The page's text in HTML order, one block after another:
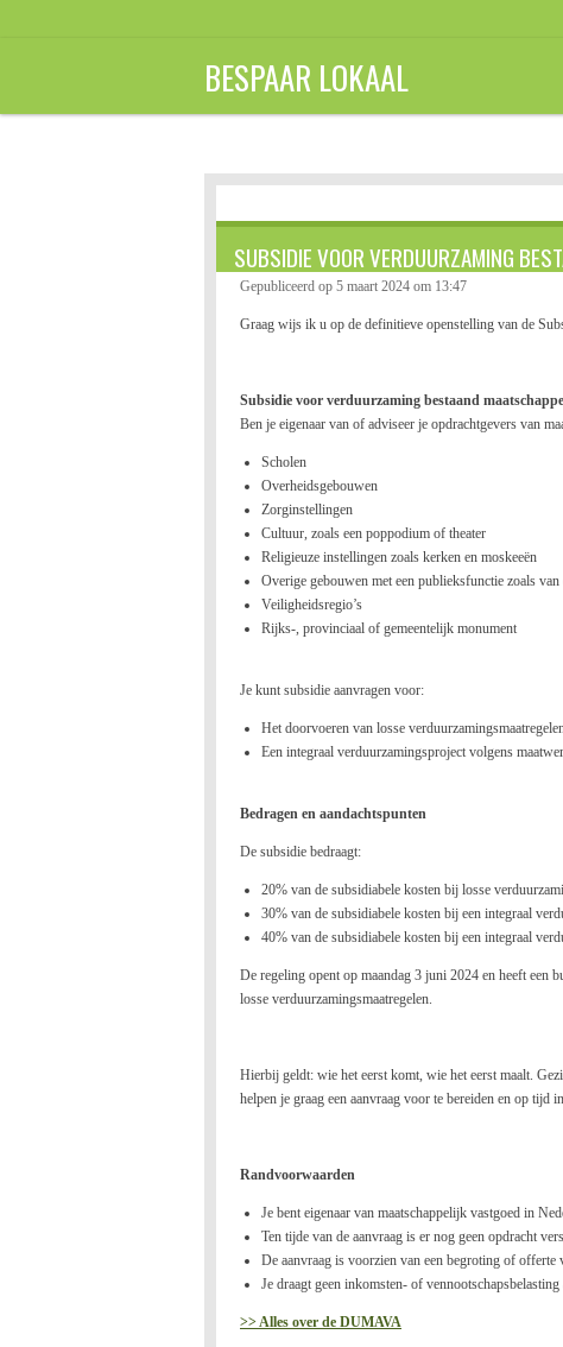
hoofdinhoud
BESPAAR LOKAAL
SUBSIDIE VOOR VERDUURZAMING
Gepubliceerd op 5 maart 2024 om 13:47
Graag wijs ik u op de definitieve openstelling van de
Subsidie voor verduurzaming bestaand
Ben je eigenaar van of adviseer je opdrachtgevers van
Scholen
Overheidsgebouwen
Zorginstellingen
Cultuur, zoals een poppodium of theater
Religieuze instellingen zoals kerken en moskeeën
Overige gebouwen met een publieksfunctie zoals
Veiligheidsregio’s
Rijks-, provinciaal of gemeentelijk monument
Je kunt subsidie aanvragen voor:
Het doorvoeren van losse
Een integraal verduurzamingsproject volgens
Bedragen en aandachtspunten
De subsidie bedraagt:
20% van de subsidiabele kosten bij losse
30% van de subsidiabele kosten bij een integraal
40% van de subsidiabele kosten bij een integraal
De regeling opent op maandag 3 juni 2024 en heeft een
losse verduurzamingsmaatregelen.
Hierbij geldt: wie het eerst komt, wie het eerst maalt.
helpen je graag een aanvraag voor te bereiden en op tijd
Randvoorwaarden
Je bent eigenaar van maatschappelijk vastgoed in
Ten tijde van de aanvraag is er nog geen opdracht
De aanvraag is voorzien van een begroting of offerte
Je draagt geen inkomsten- of
>> Alles over de DUMAVA